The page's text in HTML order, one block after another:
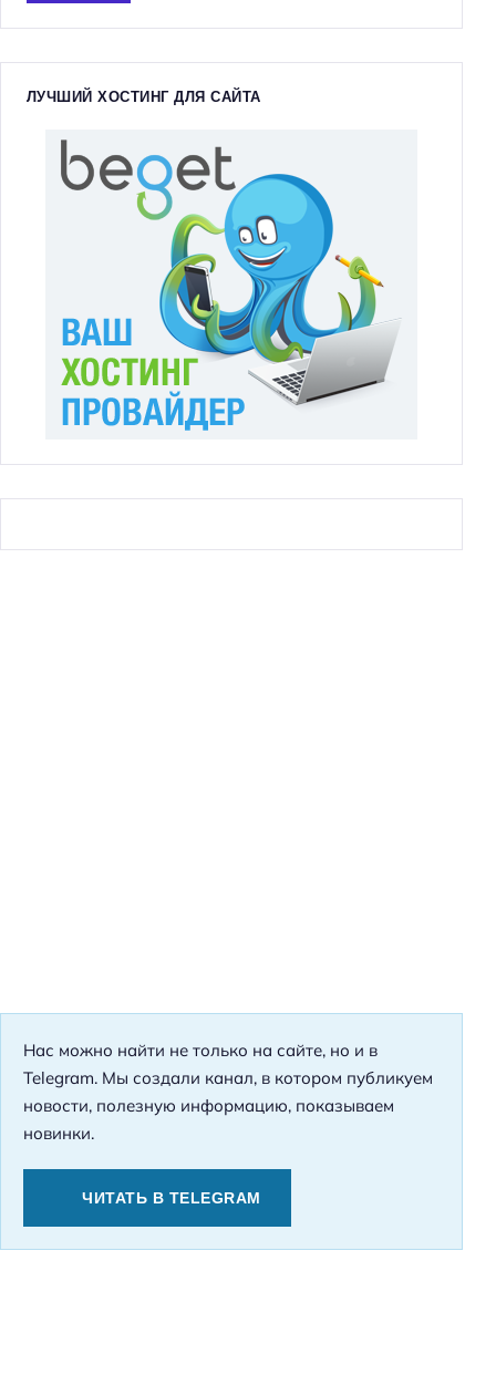
и
ЛУЧШИЙ ХОСТИНГ ДЛЯ САЙТА
Нас можно найти не только на сайте, но и в
Telegram. Мы создали канал, в котором публикуем
новости, полезную информацию, показываем
новинки.
ЧИТАТЬ В TELEGRAM